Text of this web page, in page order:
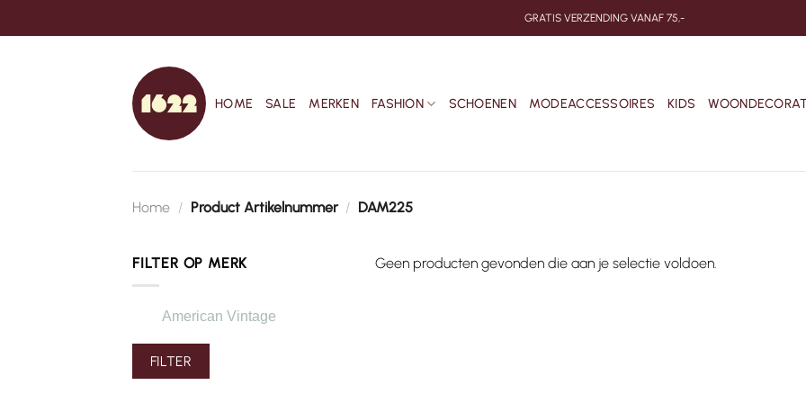
naar
GRATIS VERZENDING VANAF 75,-
HOME SALE MERKEN FASHION SCHOENEN MODEACCESSOIRES KIDS
Home / Product Artikelnummer / DAM225
FILTER OP MERK
American Vintage
FILTER
Geen producten gevonden die aan je selectie voldoen.